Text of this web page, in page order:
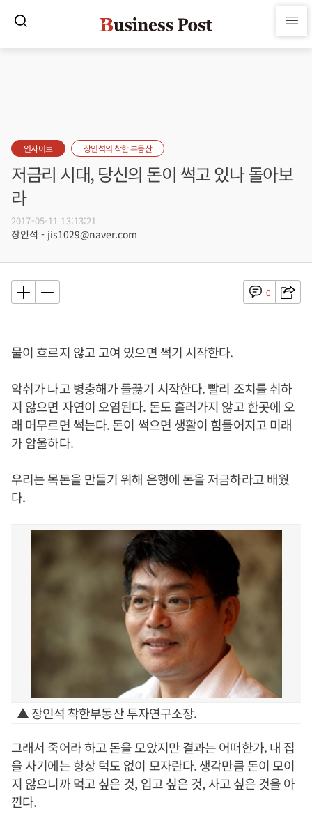
인사이트 장인석의 착한 부동산
저금리 시대, 당신의 돈이 썩고 있나 돌아보
라
2017-05-11 13:13:21
장인석 - jis1029@naver.com
0
물이 흐르지 않고 고여 있으면 썩기 시작한다.
악취가 나고 병충해가 들끓기 시작한다. 빨리 조치를 취하
지 않으면 자연이 오염된다. 돈도 흘러가지 않고 한곳에 오
래 머무르면 썩는다. 돈이 썩으면 생활이 힘들어지고 미래
가 암울하다.
우리는 목돈을 만들기 위해 은행에 돈을 저금하라고 배웠
다.
▲ 장인석 착한부동산 투자연구소장.
그래서 죽어라 하고 돈을 모았지만 결과는 어떠한가. 내 집
을 사기에는 항상 턱도 없이 모자란다. 생각만큼 돈이 모이
지 않으니까 먹고 싶은 것, 입고 싶은 것, 사고 싶은 것을 아
낀다.